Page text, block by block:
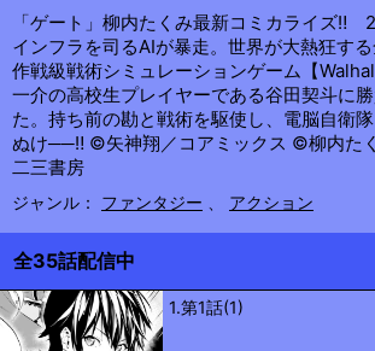
「ゲート」柳内たくみ最新コミカライズ‼︎
インフラを司るAIが暴走。世界が大熱狂す
作戦級戦術シミュレーションゲーム【
一介の高校生プレイヤーである谷田契斗に
た。持ち前の勘と戦術を駆使し、電脳自衛
ぬけ──‼︎ ©矢神翔／コアミックス ©柳内た
二三書房
ジャンル： ファンタジー アクション
全35話配信中
1.第1話(1)